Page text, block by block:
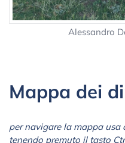
Alessandro
Mappa dei
per navigare la mappa usa
tenendo premuto il tasto